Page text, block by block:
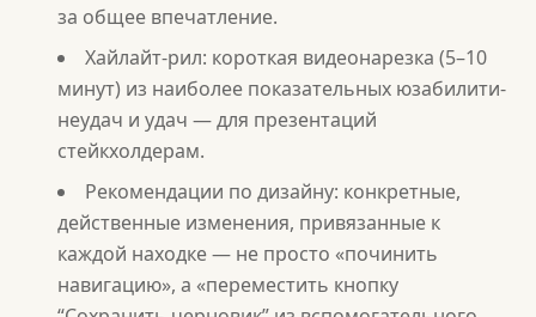
за общее впечатление.
Хайлайт-рил: короткая видеонарезка (5–10
минут) из наиболее показательных юзабилити-
неудач и удач — для презентаций
стейкхолдерам.
Рекомендации по дизайну: конкретные,
действенные изменения, привязанные к
каждой находке — не просто «починить
навигацию», а «переместить кнопку